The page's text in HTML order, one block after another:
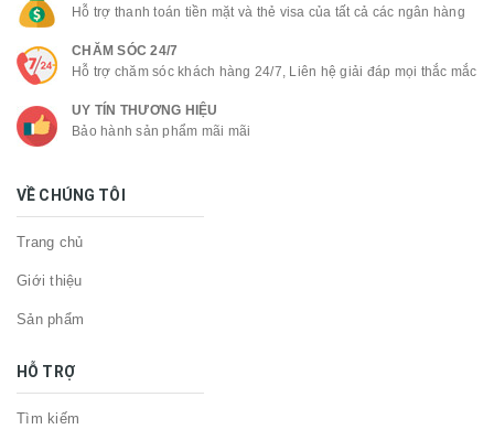
Hỗ trợ thanh toán tiền mặt và thẻ visa của tất cả các ngân hàng
CHĂM SÓC 24/7
Hỗ trợ chăm sóc khách hàng 24/7, Liên hệ giải đáp mọi thắc mắc
UY TÍN THƯƠNG HIỆU
Bảo hành sản phẩm mãi mãi
VỀ CHÚNG TÔI
Trang chủ
Giới thiệu
Sản phẩm
HỖ TRỢ
Tìm kiếm